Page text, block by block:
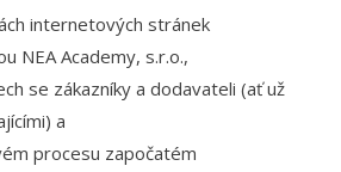
internetových stránek
NEA Academy, s.r.o.,
zákazníky a dodavateli (ať už
a
procesu započatém